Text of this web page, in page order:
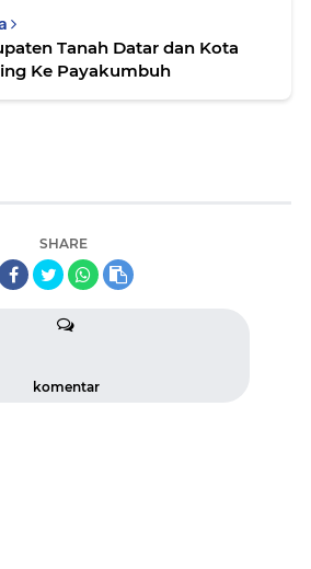
Tanah Datar dan Kota
Ke Payakumbuh
SHARE
komentar